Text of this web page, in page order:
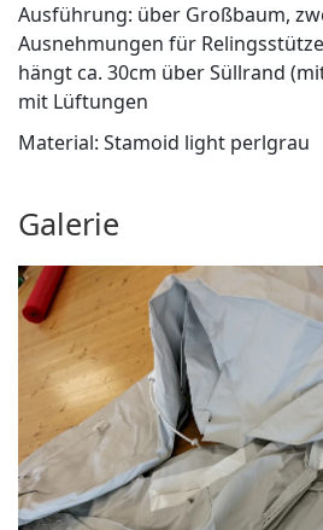
Ausführung: über Großbaum,
Ausnehmungen für
hängt ca. 30cm über Süllrand
mit Lüftungen
Material: Stamoid light perlgrau
Galerie